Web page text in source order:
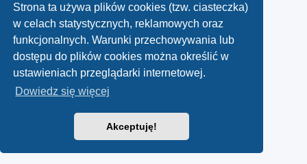
Strona ta używa plików cookies (tzw. ciasteczka)
w celach statystycznych, reklamowych oraz
funkcjonalnych. Warunki przechowywania lub
dostępu do plików cookies można określić w
ustawieniach przeglądarki internetowej.
Dowiedz się więcej
Akceptuję!